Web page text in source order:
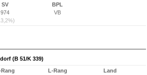
SV
974
BPL
VB
(B 51/K 339)
Rang
L-Rang
Land